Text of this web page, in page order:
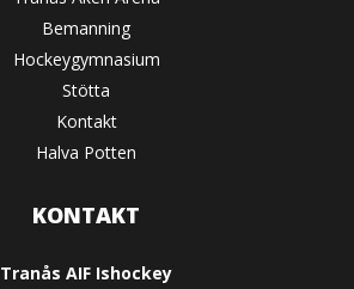
Bemanning
Hockeygymnasium
Stötta
Kontakt
Halva Potten
KONTAKT
Tranås AIF Ishockey